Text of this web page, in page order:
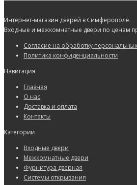
Интернет-магазин дверей в Симферополе.
Входные и межкомнатные двери по ценам
Согласие на обработку
Политика конфиденциальности
Навигация
Главная
О нас
Доставка и оплата
Контакты
Категории
Входные двери
Межкомнатные двери
Фурнитура дверная
Системы открывания